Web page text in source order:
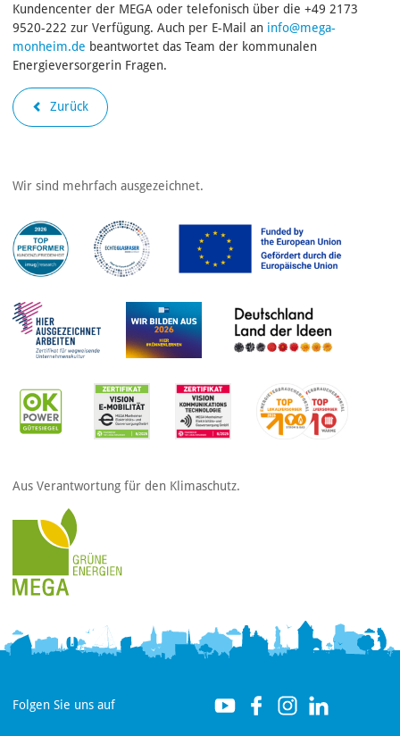
Kundencenter der MEGA oder telefonisch über die +49 2173
9520-222 zur Verfügung. Auch per E-Mail an info@mega-
monheim.de beantwortet das Team der kommunalen
Energieversorgerin Fragen.
Zurück
Wir sind mehrfach ausgezeichnet.
Aus Verantwortung für den Klimaschutz.
Folgen Sie uns auf